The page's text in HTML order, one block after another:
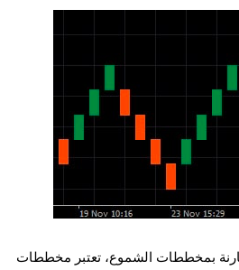
بمخططات الشموع، تعتبر مخططات